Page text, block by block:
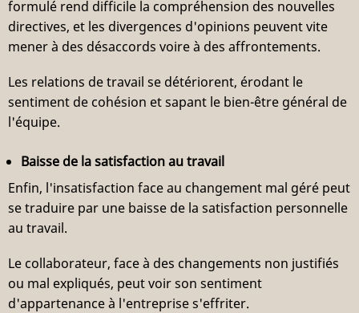
formulé rend difficile la compréhension des nouvelles
directives, et les divergences d'opinions peuvent vite
mener à des désaccords voire à des affrontements.
Les relations de travail se détériorent, érodant le
sentiment de cohésion et sapant le bien-être général de
l'équipe.
Baisse de la satisfaction au travail
Enfin, l'insatisfaction face au changement mal géré peut
se traduire par une baisse de la satisfaction personnelle
au travail.
Le collaborateur, face à des changements non justifiés
ou mal expliqués, peut voir son sentiment
d'appartenance à l'entreprise s'effriter.